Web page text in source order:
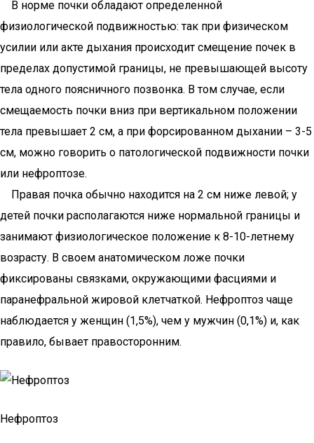
В норме почки обладают определенной
физиологической подвижностью: так при физическом
усилии или акте дыхания происходит смещение почек в
пределах допустимой границы, не превышающей высоту
тела одного поясничного позвонка. В том случае, если
смещаемость почки вниз при вертикальном положении
тела превышает 2 см, а при форсированном дыхании – 3-5
см, можно говорить о патологической подвижности почки
или нефроптозе.
Правая почка обычно находится на 2 см ниже левой; у
детей почки располагаются ниже нормальной границы и
занимают физиологическое положение к 8-10-летнему
возрасту. В своем анатомическом ложе почки
фиксированы связками, окружающими фасциями и
паранефральной жировой клетчаткой. Нефроптоз чаще
наблюдается у женщин (1,5%), чем у мужчин (0,1%) и, как
правило, бывает правосторонним.
Нефроптоз